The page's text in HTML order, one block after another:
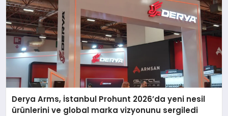
Derya Arms, İstanbul Prohunt 2026’da yeni nesil
ürünlerini ve global marka vizyonunu sergiledi